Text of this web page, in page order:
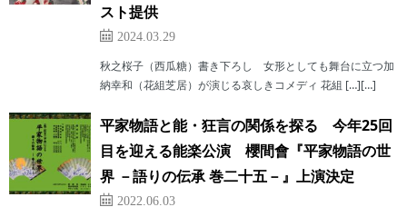
スト提供
2024.03.29
秋之桜子（西瓜糖）書き下ろし 女形としても舞台に立つ加
納幸和（花組芝居）が演じる哀しきコメディ 花組 […][…]
平家物語と能・狂言の関係を探る 今年25回
目を迎える能楽公演 櫻間會『平家物語の世
界 －語りの伝承 巻二十五－』上演決定
2022.06.03